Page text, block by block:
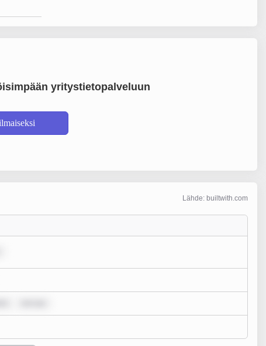
yritystietopalveluun
Lähde: builtwith.com